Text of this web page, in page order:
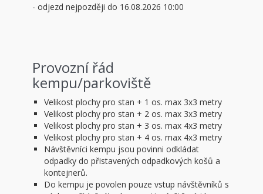
- odjezd nejpozději do 16.08.2026 10:00
Provozní řád
kempu/parkoviště
Velikost plochy pro stan + 1 os. max 3x3 metry
Velikost plochy pro stan + 2 os. max 3x3 metry
Velikost plochy pro stan + 3 os. max 4x3 metry
Velikost plochy pro stan + 4 os. max 4x3 metry
Návštěvníci kempu jsou povinni odkládat
odpadky do přistavených odpadkových košů a
kontejnerů.
Do kempu je povolen pouze vstup návštěvníků s